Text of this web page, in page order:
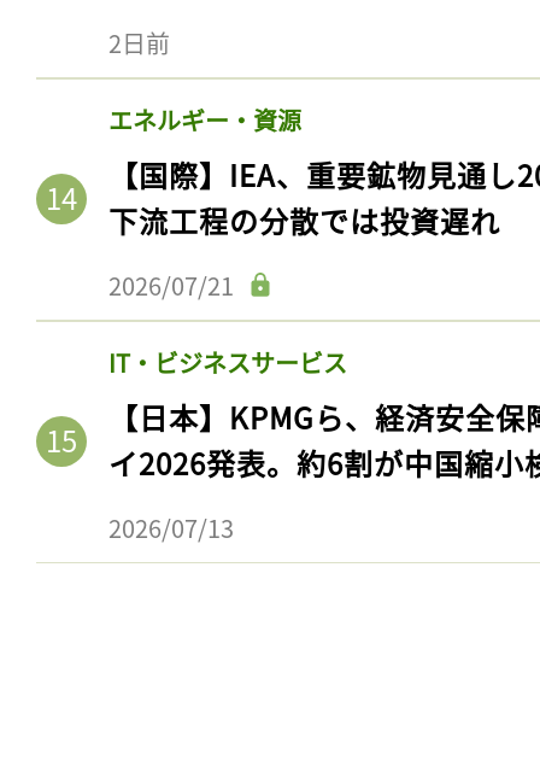
2日前
エネルギー・資源
【国際】IEA、重要鉱物見通
下流工程の分散では投資遅れ
2026/07/21
IT・ビジネスサービス
【日本】KPMGら、経済安全
イ2026発表。約6割が中国縮小
2026/07/13